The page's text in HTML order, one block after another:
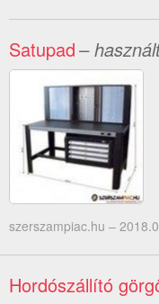
Satupad–
szerszampiac.hu –
Hordószállító